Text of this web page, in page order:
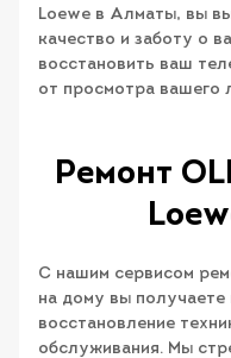
Loewe в Алматы, вы
качество и заботу о
восстановить ваш
от просмотра вашего
Ремонт
С нашим сервисом
на дому вы
восстановление
обслуживания. Мы